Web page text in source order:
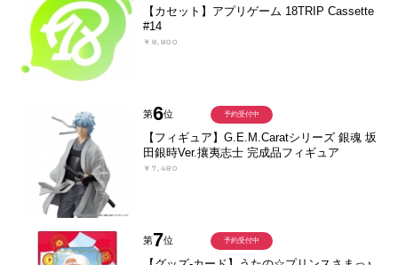
【カセット】アプリゲーム 18TRIP Cassette
#14
￥8,800
第6位
【フィギュア】G.E.M.Caratシリーズ 銀魂 坂
田銀時Ver.攘夷志士 完成品フィギュア
￥7,480
予約受付中
第7位 予約受付中